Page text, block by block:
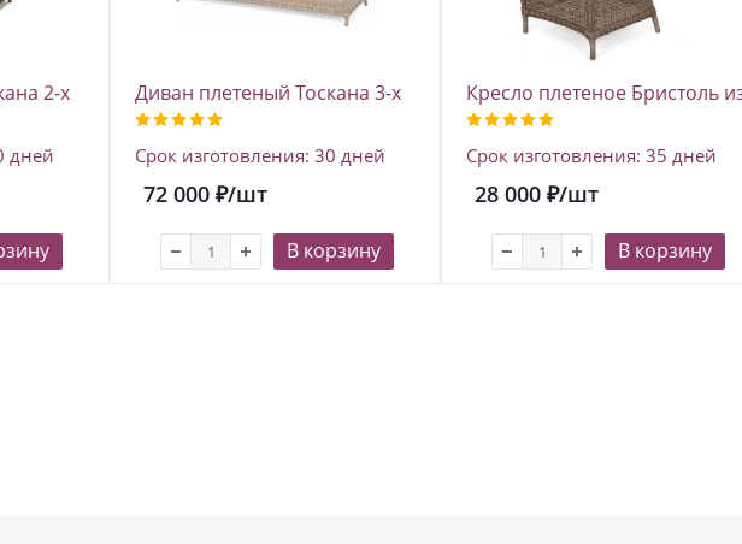
2-х
дней
Диван плетеный Тоскана 3-х
местный из искусственного
Срок изготовления: 30 дней
72 000 ₽/шт
В корзину
Кресло плетеное Бристоль
искусственного ротанга,
Срок изготовления: 35 дней
28 000 ₽/шт
В корзину